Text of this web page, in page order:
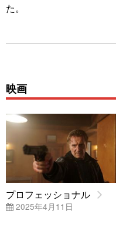
た。
映画
プロフェッショナル
2025年4月11日